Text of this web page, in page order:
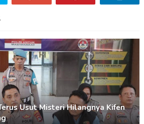
Usut Misteri Hilangnya Kifen